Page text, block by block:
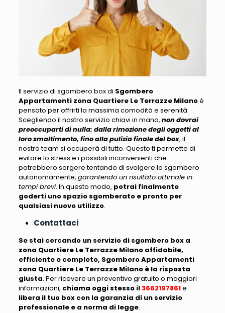
Il servizio di sgombero box di Sgombero
Appartamenti zona Quartiere Le Terrazze Milanoè
pensato per offrirti la massima comodità e serenità.
Scegliendo il nostro servizio chiavi in mano, non dovrai
preoccuparti di nulla: dalla rimozione degli oggetti al
loro smaltimento, fino alla pulizia finale del box, il
nostro team si occuperà di tutto. Questo ti permette di
evitare lo stress e i possibili inconvenienti che
potrebbero sorgere tentando di svolgere lo sgombero
autonomamente, garantendo un risultato ottimale in
tempi brevi. In questo modo, potrai finalmente
goderti uno spazio sgomberato e pronto per
qualsiasi nuovo utilizzo.
Contattaci
Se stai cercando un servizio di sgombero box a
zona Quartiere Le Terrazze Milano affidabile,
efficiente e completo, Sgombero Appartamenti
zona Quartiere Le Terrazze Milano è la risposta
giusta. Per ricevere un preventivo gratuito o maggiori
informazioni, chiama oggi stesso il3662197861e
libera il tuo box con la garanzia di un servizio
professionale e a norma di legge.